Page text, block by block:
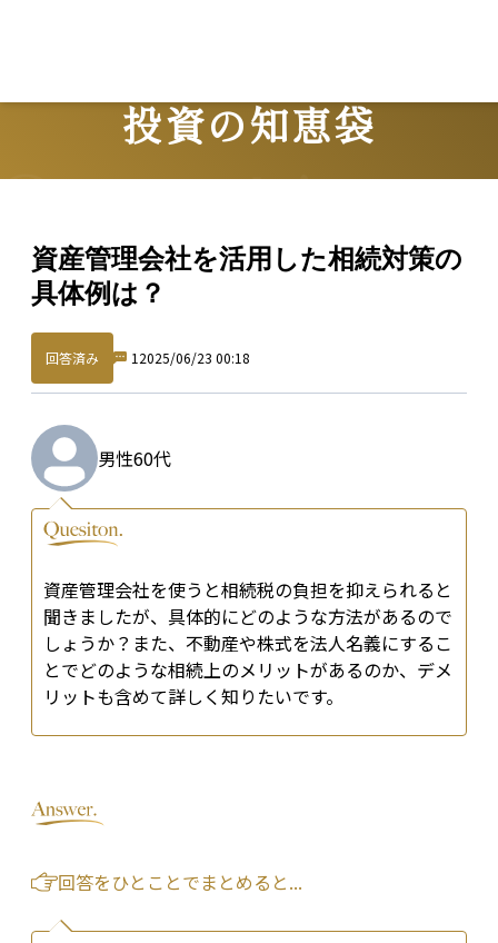
投資の知恵袋
資産管理会社を活用した相続対策の
具体例は？
回答済み 1 2025/06/23 00:18
男性60代
資産管理会社を使うと相続税の負担を抑えられると
聞きましたが、具体的にどのような方法があるので
しょうか？また、不動産や株式を法人名義にするこ
とでどのような相続上のメリットがあるのか、デメ
リットも含めて詳しく知りたいです。
回答をひとことでまとめると...